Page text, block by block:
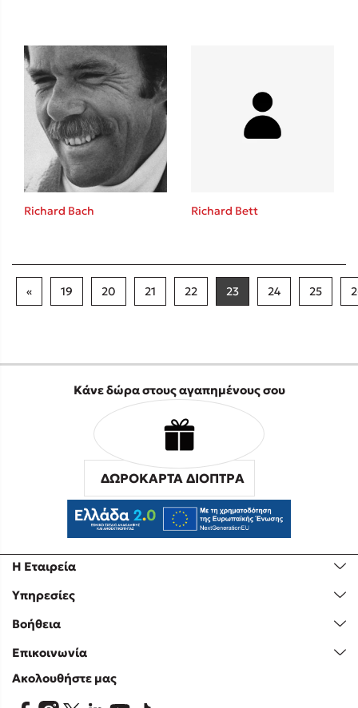
Richard Bach Richard Bett
« 19 20 21 22 23 24 25
Η Εταιρεία
Υπηρεσίες
Βοήθεια
Επικοινωνία
Κάνε δώρα στους αγαπημένους σου
ΔΩΡΟΚΑΡΤΑ ΔΙΟΠΤΡΑ
Ακολουθήστε μας